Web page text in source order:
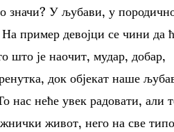
значи? У љубави, у
пример девојци се чини да
што је наочит, мудар, добар,
док објекат наше
нас неће увек радовати, али
живот, него на све